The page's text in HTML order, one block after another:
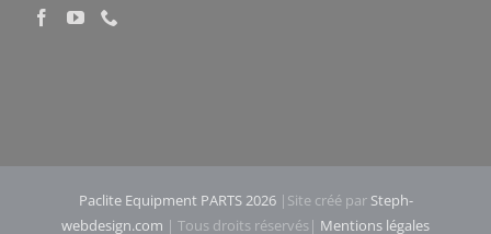
Paclite Equipment PARTS 2026|Site créé par Steph-
webdesign.com | Tous droits réservés| Mentions légales